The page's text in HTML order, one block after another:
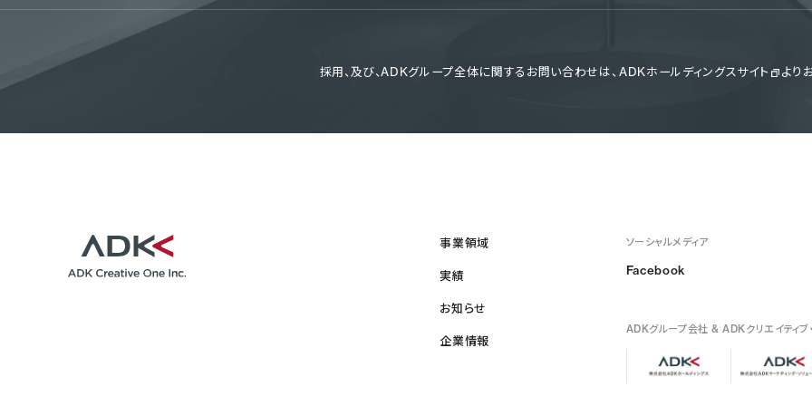
採用、及び、ADKグループ全体に関するお問い合わせは、ADKホールディングスサイト より
事業領域
実績
お知らせ
企業情報
ソーシャルメディア
Facebook
ADKグループ会社 & ADKクリエイティブ